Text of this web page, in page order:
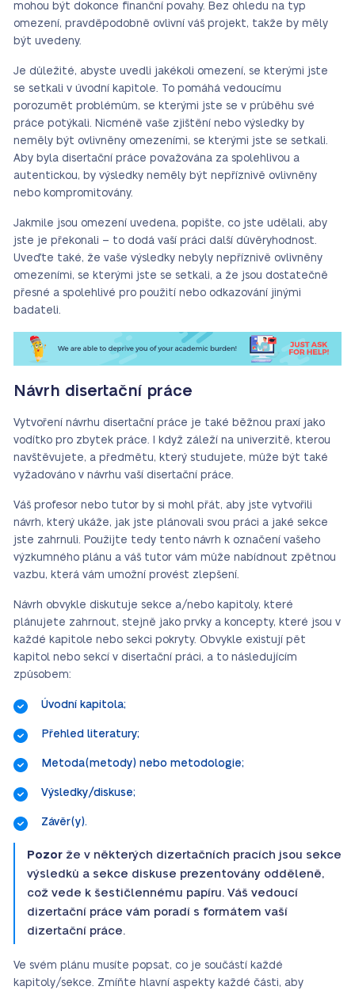
mohou být dokonce finanční povahy. Bez ohledu na typ
omezení, pravděpodobně ovlivní váš projekt, takže by měly
být uvedeny.
Je důležité, abyste uvedli jakékoli omezení, se kterými jste
se setkali v úvodní kapitole. To pomáhá vedoucímu
porozumět problémům, se kterými jste se v průběhu své
práce potýkali. Nicméně vaše zjištění nebo výsledky by
neměly být ovlivněny omezeními, se kterými jste se setkali.
Aby byla disertační práce považována za spolehlivou a
autentickou, by výsledky neměly být nepříznivě ovlivněny
nebo kompromitovány.
Jakmile jsou omezení uvedena, popište, co jste udělali, aby
jste je překonali – to dodá vaší práci další důvěryhodnost.
Uveďte také, že vaše výsledky nebyly nepříznivě ovlivněny
omezeními, se kterými jste se setkali, a že jsou dostatečně
přesné a spolehlivé pro použití nebo odkazování jinými
badateli.
Návrh disertační práce
Vytvoření návrhu disertační práce je také běžnou praxí jako
vodítko pro zbytek práce. I když záleží na univerzitě, kterou
navštěvujete, a předmětu, který studujete, může být také
vyžadováno v návrhu vaší disertační práce.
Váš profesor nebo tutor by si mohl přát, aby jste vytvořili
návrh, který ukáže, jak jste plánovali svou práci a jaké sekce
jste zahrnuli. Použijte tedy tento návrh k označení vašeho
výzkumného plánu a váš tutor vám může nabídnout zpětnou
vazbu, která vám umožní provést zlepšení.
Návrh obvykle diskutuje sekce a/nebo kapitoly, které
plánujete zahrnout, stejně jako prvky a koncepty, které jsou v
každé kapitole nebo sekci pokryty. Obvykle existují pět
kapitol nebo sekcí v disertační práci, a to následujícím
způsobem:
Úvodní kapitola;
Přehled literatury;
Metoda(metody) nebo metodologie;
Výsledky/diskuse;
Závěr(y).
Pozor že v některých dizertačních pracích jsou sekce
výsledků a sekce diskuse prezentovány odděleně,
což vede k šestičlennému papíru. Váš vedoucí
dizertační práce vám poradí s formátem vaší
dizertační práce.
Ve svém plánu musíte popsat, co je součástí každé
kapitoly/sekce. Zmíňte hlavní aspekty každé části, aby